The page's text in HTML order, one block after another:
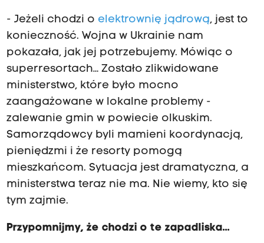
- Jeżeli chodzi o elektrownię jądrową, jest to
konieczność. Wojna w Ukrainie nam
pokazała, jak jej potrzebujemy. Mówiąc o
superresortach… Zostało zlikwidowane
ministerstwo, które było mocno
zaangażowane w lokalne problemy -
zalewanie gmin w powiecie olkuskim.
Samorządowcy byli mamieni koordynacją,
pieniędzmi i że resorty pomogą
mieszkańcom. Sytuacja jest dramatyczna, a
ministerstwa teraz nie ma. Nie wiemy, kto się
tym zajmie.
Przypomnijmy, że chodzi o te zapadliska...